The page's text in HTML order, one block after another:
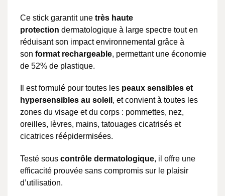
Ce stick garantit une très haute
protection dermatologique à large spectre tout en
réduisant son impact environnemental grâce à
son format rechargeable, permettant une économie
de 52% de plastique.
Il est formulé pour toutes les peaux sensibles et
hypersensibles au soleil , et convient à toutes les
zones du visage et du corps : pommettes, nez,
oreilles, lèvres, mains, tatouages cicatrisés et
cicatrices réépidermisées.
Testé sous contrôle dermatologique, il offre une
efficacité prouvée sans compromis sur le plaisir
d’utilisation.